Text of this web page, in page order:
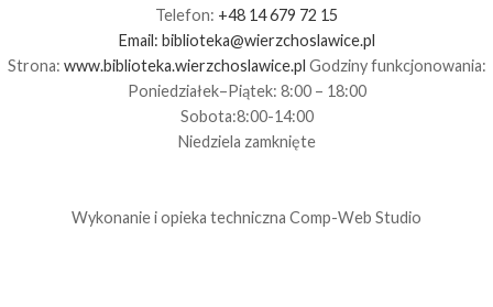
Telefon: +48 14 679 72 15
Email: biblioteka@wierzchoslawice.pl
Strona: www.biblioteka.wierzchoslawice.pl Godziny funkcjonowania:
Poniedziałek–Piątek: 8:00 – 18:00
Sobota:8:00-14:00
Niedziela zamknięte
Wykonanie i opieka techniczna Comp-Web Studio